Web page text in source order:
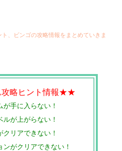
、ビンゴの攻略情報をまとめていきま
略ヒント情報★★
が手に入らない！
ルが上がらない！
クリアできない！
ンがクリアできない！